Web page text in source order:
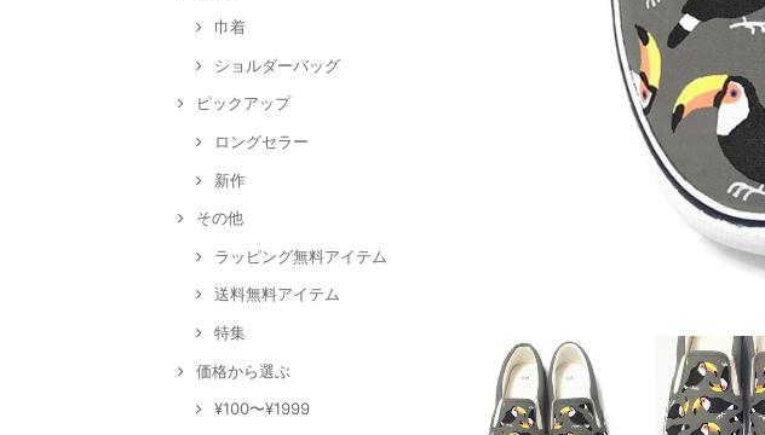
巾着
ショルダーバッグ
ピックアップ
ロングセラー
新作
その他
ラッピング無料アイテム
送料無料アイテム
特集
価格から選ぶ
¥100〜¥1999